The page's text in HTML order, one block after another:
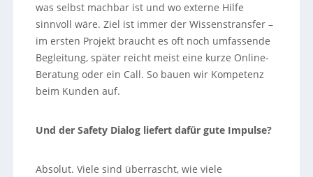
was selbst machbar ist und wo externe Hilfe
sinnvoll wäre. Ziel ist immer der Wissenstransfer –
im ersten Projekt braucht es oft noch umfassende
Begleitung, später reicht meist eine kurze Online-
Beratung oder ein Call. So bauen wir Kompetenz
beim Kunden auf.
Und der Safety Dialog liefert dafür gute Impulse?
Absolut. Viele sind überrascht, wie viele